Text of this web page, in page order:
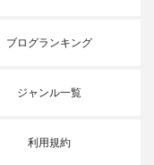
ブログランキング
ジャンル一覧
利用規約